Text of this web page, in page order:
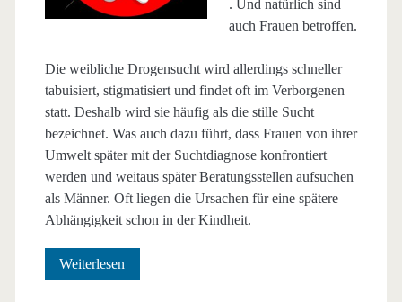
. Und natürlich sind
auch Frauen betroffen.
Die weibliche Drogensucht wird allerdings schneller
tabuisiert, stigmatisiert und findet oft im Verborgenen
statt. Deshalb wird sie häufig als die stille Sucht
bezeichnet. Was auch dazu führt, dass Frauen von ihrer
Umwelt später mit der Suchtdiagnose konfrontiert
werden und weitaus später Beratungsstellen aufsuchen
als Männer. Oft liegen die Ursachen für eine spätere
Abhängigkeit schon in der Kindheit.
Weiterlesen